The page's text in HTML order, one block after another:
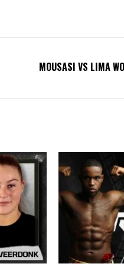
MOUSASI VS LIMA